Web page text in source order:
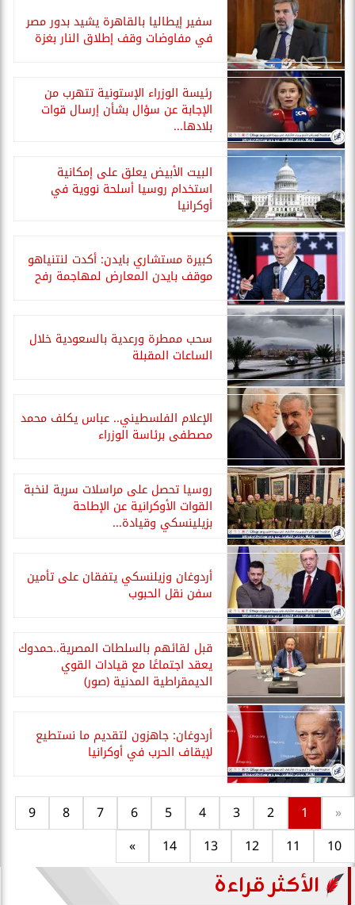
سفير إيطاليا بالقاهرة يشيد بدور مصر
في مفاوضات وقف إطلاق النار بغزة
رئيسة الوزراء الإستونية تتهرب من
الإجابة عن سؤال بشأن إرسال قوات
بلادها...
البيت الأبيض يعلق على إمكانية
استخدام روسيا أسلحة نووية في
أوكرانيا
كبيرة مستشاري بايدن: أكدت لنتنياهو
موقف بايدن المعارض لمهاجمة رفح
سحب ممطرة ورعدية بالسعودية خلال
الساعات المقبلة
الإعلام الفلسطيني.. عباس يكلف محمد
مصطفى برئاسة الوزراء
روسيا تحصل على مراسلات سرية لنخبة
القوات الأوكرانية عن الإطاحة
بزيلينسكي وقيادة...
أردوغان وزيلنسكي يتفقان على تأمين
سفن نقل الحبوب
قبل لقائهم بالسلطات المصرية..حمدوك
يعقد اجتماعًا مع قيادات القوي
الديمقراطية المدنية (صور)
أردوغان: جاهزون لتقديم ما نستطيع
لإيقاف الحرب في أوكرانيا
«
1
2
3
4
5
6
7
8
9
10
11
12
13
14
»
الأكثر قراءة